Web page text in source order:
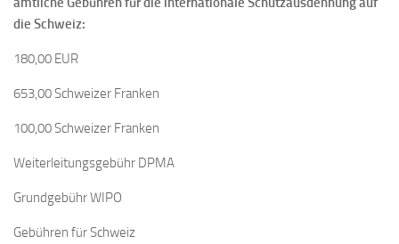
die Schweiz:
180,00 EUR
653,00 Schweizer Franken
100,00 Schweizer Franken
Weiterleitungsgebühr DPMA
Grundgebühr WIPO
Gebühren für Schweiz